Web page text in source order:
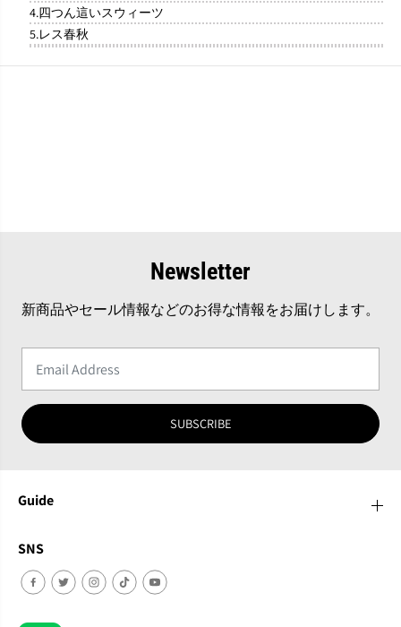
4.四つん這いスウィーツ
5.レス春秋
Newsletter
新商品やセール情報などのお得な情報をお届けします。
SUBSCRIBE
Guide
SNS